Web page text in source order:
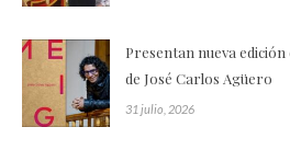
Presentan nueva
de José Carlos Agüero
31 julio, 2026